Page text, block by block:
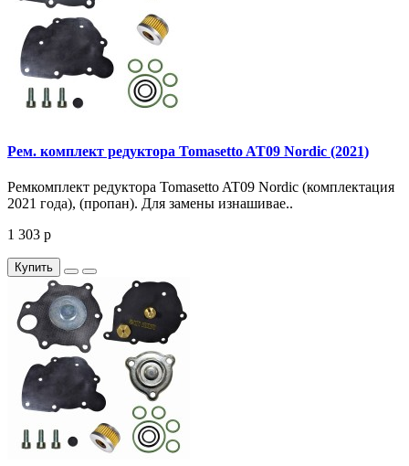
Рем. комплект редуктора Tomasetto AT09 Nordic (2021)
Ремкомплект редуктора Tomasetto AT09 Nordic (комплектация
2021 года), (пропан). Для замены изнашивае..
1 303 р
Купить